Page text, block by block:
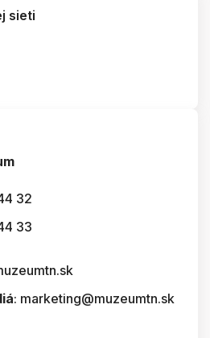
sieti
32
33
: marketing@muzeumtn.sk